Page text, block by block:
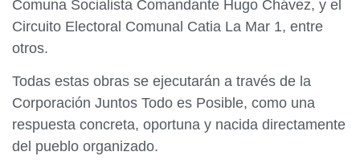
Comuna Socialista Comandante Hugo Chávez, y el
Circuito Electoral Comunal Catia La Mar 1, entre
otros.
Todas estas obras se ejecutarán a través de la
Corporación Juntos Todo es Posible, como una
respuesta concreta, oportuna y nacida directamente
del pueblo organizado.